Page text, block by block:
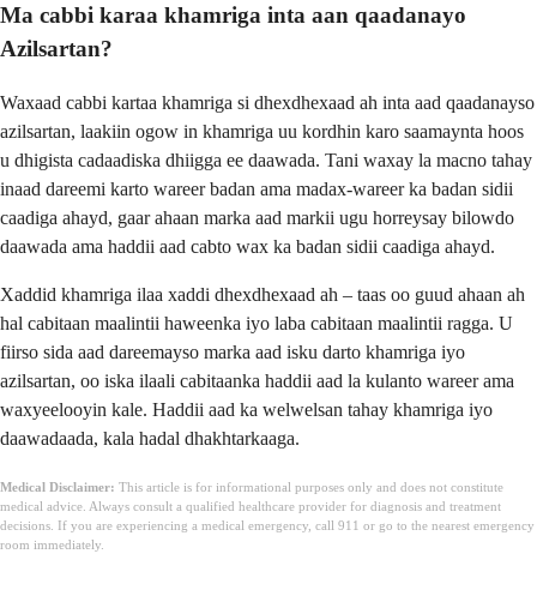
Ma cabbi karaa khamriga inta aan qaadanayo
Azilsartan?
Waxaad cabbi kartaa khamriga si dhexdhexaad ah inta aad qaadanayso
azilsartan, laakiin ogow in khamriga uu kordhin karo saamaynta hoos
u dhigista cadaadiska dhiigga ee daawada. Tani waxay la macno tahay
inaad dareemi karto wareer badan ama madax-wareer ka badan sidii
caadiga ahayd, gaar ahaan marka aad markii ugu horreysay bilowdo
daawada ama haddii aad cabto wax ka badan sidii caadiga ahayd.
Xaddid khamriga ilaa xaddi dhexdhexaad ah – taas oo guud ahaan ah
hal cabitaan maalintii haweenka iyo laba cabitaan maalintii ragga. U
fiirso sida aad dareemayso marka aad isku darto khamriga iyo
azilsartan, oo iska ilaali cabitaanka haddii aad la kulanto wareer ama
waxyeelooyin kale. Haddii aad ka welwelsan tahay khamriga iyo
daawadaada, kala hadal dhakhtarkaaga.
Medical Disclaimer: This article is for informational purposes only and does not constitute
medical advice. Always consult a qualified healthcare provider for diagnosis and treatment
decisions. If you are experiencing a medical emergency, call 911 or go to the nearest emergency
room immediately.